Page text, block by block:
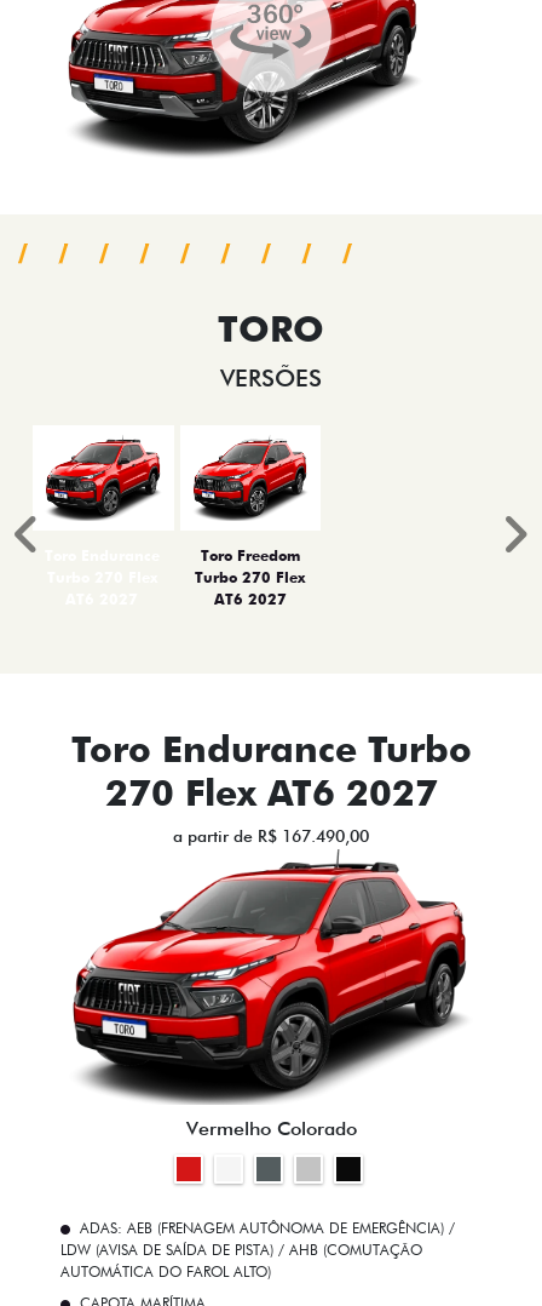
TORO
VERSÕES
Toro Freedom
Turbo 270 Flex
AT6 2027
Anterior
Toro Endurance Turbo
270 Flex AT6 2027
a partir de R$ 167.490,00
Vermelho Colorado
ADAS: AEB (FRENAGEM AUTÔNOMA DE EMERGÊNCIA) /
LDW (AVISA DE SAÍDA DE PISTA) / AHB (COMUTAÇÃO
AUTOMÁTICA DO FAROL ALTO)